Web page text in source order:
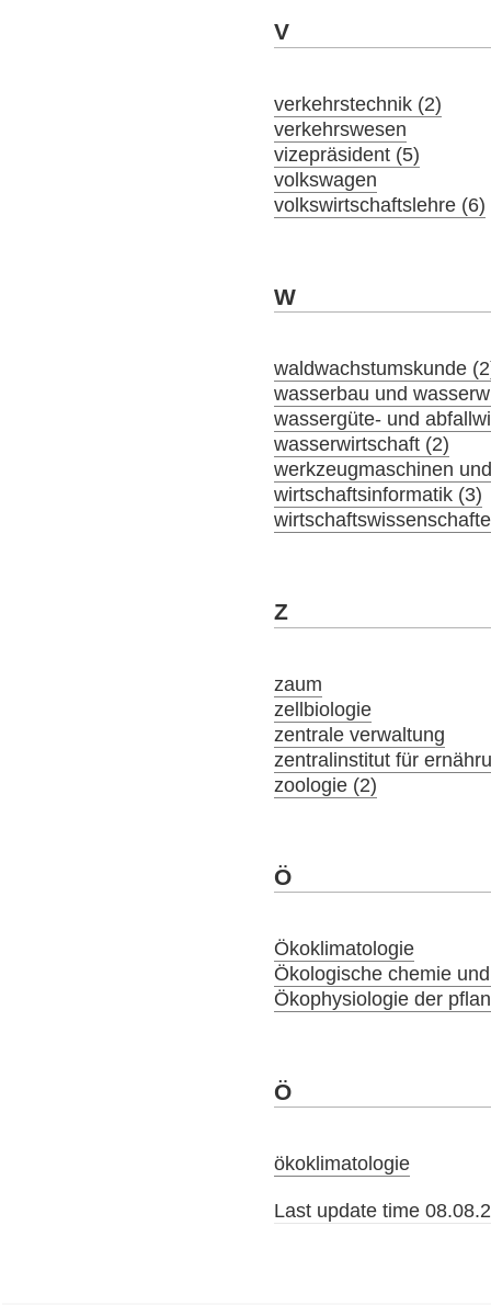
V
verkehrstechnik (2)
verkehrswesen
vizepräsident (5)
volkswagen
volkswirtschaftslehre (6)
W
waldwachstumskunde
wasserbau und
wassergüte- und
wasserwirtschaft (2)
werkzeugmaschinen
wirtschaftsinformatik (3)
Z
zaum
zellbiologie
zentrale verwaltung
zentralinstitut für
zoologie (2)
Ö
Ökoklimatologie
Ökologische chemie
Ökophysiologie der
Ö
ökoklimatologie
Last update time